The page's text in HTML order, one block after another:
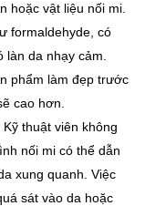
hoặc vật liệu nối mi.
formaldehyde, có
da nhạy cảm.
phẩm làm đẹp trước
cao hơn.
Kỹ thuật viên không
nối mi có thể dẫn
xung quanh. Việc
sát vào da hoặc